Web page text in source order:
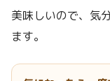
美味しいので、気
ます。